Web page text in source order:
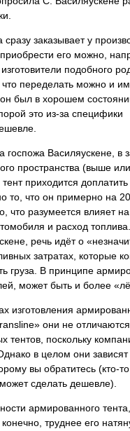
заказывает у
его можно,
подобного
что переделать можно и
он был в хорошем
это из-за специфики
госпожа Василяускене, в
пространства (выше
приходится
то, что он примерно на
что разумеется влияет на
и расход
речь идёт о
затратах, которые
груза. В принципе
может быть и более
изготовления
они не
тентов, поскольку
в целом они зависят
вы обратитесь (кто-
сделать дешевле).
армированного
труднее его